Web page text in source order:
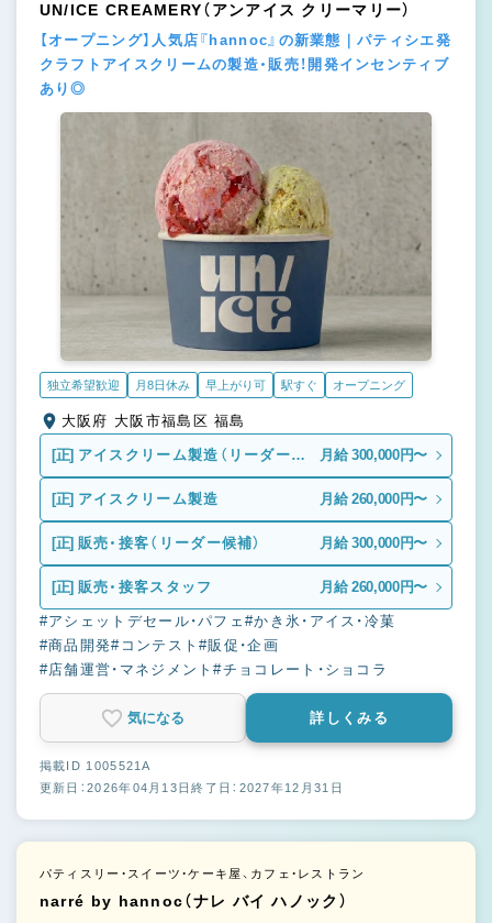
UN/ICE CREAMERY（アンアイス クリーマリー）
【オープニング】人気店『hannoc』の新業態｜パティシエ発
クラフトアイスクリームの製造・販売！開発インセンティブ
あり◎
独立希望歓迎 月8日休み 早上がり可 駅すぐ オープニング
大阪府 大阪市福島区 福島
[正] アイスクリーム製造（リーダー候
補）
月給 300,000円〜
[正] アイスクリーム製造 月給 260,000円〜
[正] 販売・接客（リーダー候補） 月給 300,000円〜
[正] 販売・接客スタッフ 月給 260,000円〜
#アシェットデセール・パフェ#かき氷・アイス・冷菓
#商品開発#コンテスト#販促・企画
#店舗運営・マネジメント#チョコレート・ショコラ
気になる 詳しくみる
掲載ID 1005521A
更新日：2026年04月13日終了日：2027年12月31日
パティスリー・スイーツ・ケーキ屋、カフェ・レストラン
narré by hannoc（ナレ バイ ハノック）